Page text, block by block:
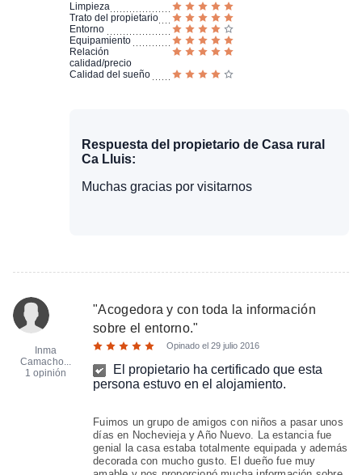
Limpieza
Trato del propietario
Entorno
Equipamiento
Relación
calidad/precio
Calidad del sueño
Respuesta del propietario de Casa rural
Ca Lluis:
Muchas gracias por visitarnos
Inma
Camacho...
1 opinión
"Acogedora y con toda la información
sobre el entorno."
Opinado el29 julio 2016
El propietario ha certificado que esta
persona estuvo en el alojamiento.
Fuimos un grupo de amigos con niños a pasar unos
días en Nochevieja y Año Nuevo. La estancia fue
genial la casa estaba totalmente equipada y además
decorada con mucho gusto. El dueño fue muy